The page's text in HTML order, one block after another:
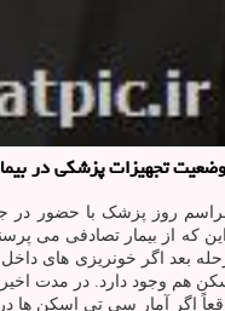
وضعیت تجهیزات پزشکی در
روز پزشک با حضور در
که از بیمار تصادفی می
بعد اگر خونریزی های
هم وجود دارد. در مدت